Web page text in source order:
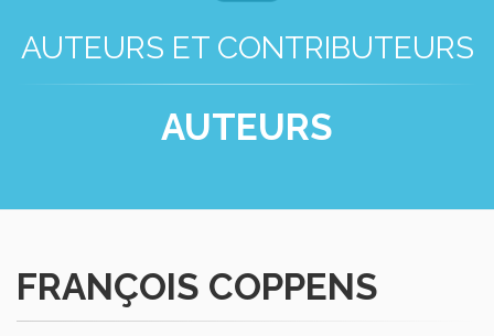
AUTEURS ET CONTRIBUTEURS
AUTEURS
FRANÇOIS COPPENS